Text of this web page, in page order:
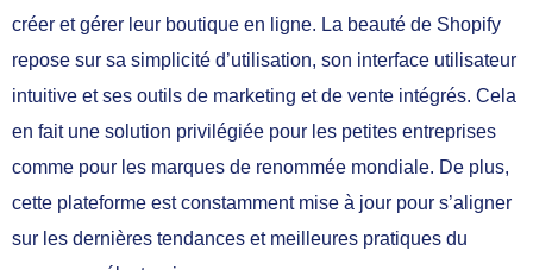
créer et gérer leur boutique en ligne. La beauté de Shopify
repose sur sa simplicité d’utilisation, son interface utilisateur
intuitive et ses outils de marketing et de vente intégrés. Cela
en fait une solution privilégiée pour les petites entreprises
comme pour les marques de renommée mondiale. De plus,
cette plateforme est constamment mise à jour pour s’aligner
sur les dernières tendances et meilleures pratiques du